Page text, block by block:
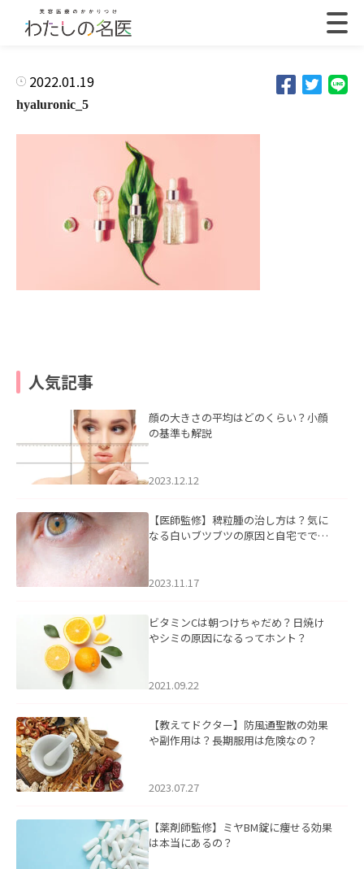
2022.01.19
hyaluronic_5
人気記事
顔の大きさの平均はどのくらい？小顔
の基準も解説
2023.12.12
【医師監修】稗粒腫の治し方は？気に
なる白いブツブツの原因と自宅ででき
2023.11.17
ビタミンCは朝つけちゃだめ？日焼け
やシミの原因になるってホント？
2021.09.22
【教えてドクター】防風通聖散の効果
や副作用は？長期服用は危険なの？
2023.07.27
【薬剤師監修】ミヤBM錠に痩せる効果
は本当にあるの？